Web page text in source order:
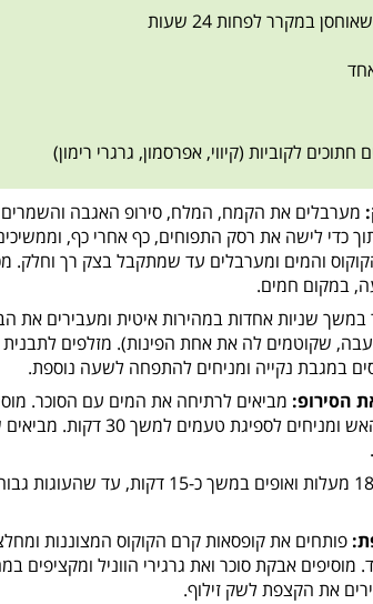
מערבלים את הקמח, המלח, סירופ האגבה והשמרים
והמים ומערבלים עד שמתקבל בצק רך וחלק.
במקום חמים.
שניות אחדות במהירות איטית ומעבירים את
במגבת נקייה ומניחים להתפחה לשעה נוספת.
הסירופ: מביאים לרתיחה את המים עם הסוכר.
והווניל, מסירים מהאש ומניחים
מחממים תנור ל-180 מעלות ואופים במשך כ-15
פותחים את קופסאות קרם הקוקוס המצוננות
אבקת סוכר ואת גרגירי הווניל ומקציפים
את הקצפת לשק זילוף.